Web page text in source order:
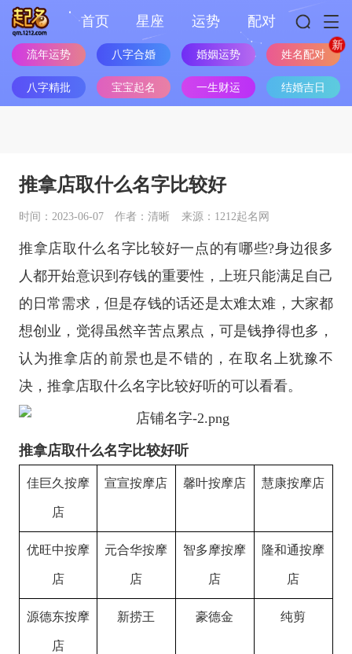
首页 星座 运势 配对
流年运势 八字合婚 婚姻运势 姓名配对
八字精批 宝宝起名 一生财运 结婚吉日
推拿店取什么名字比较好
时间：2023-06-07 作者：清晰 来源：1212起名网
推拿店取什么名字比较好一点的有哪些?身边很多
人都开始意识到存钱的重要性，上班只能满足自己
的日常需求，但是存钱的话还是太难太难，大家都
想创业，觉得虽然辛苦点累点，可是钱挣得也多，
认为推拿店的前景也是不错的，在取名上犹豫不
决，推拿店取什么名字比较好听的可以看看。
推拿店取什么名字比较好听
佳巨久按摩
店
宣宣按摩店 馨叶按摩店 慧康按摩店
优旺中按摩
店
元合华按摩
店
智多摩按摩
店
隆和通按摩
店
源德东按摩
店
新捞王 豪德金 纯剪